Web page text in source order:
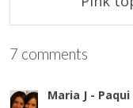
7 comments
Maria J - Paqui